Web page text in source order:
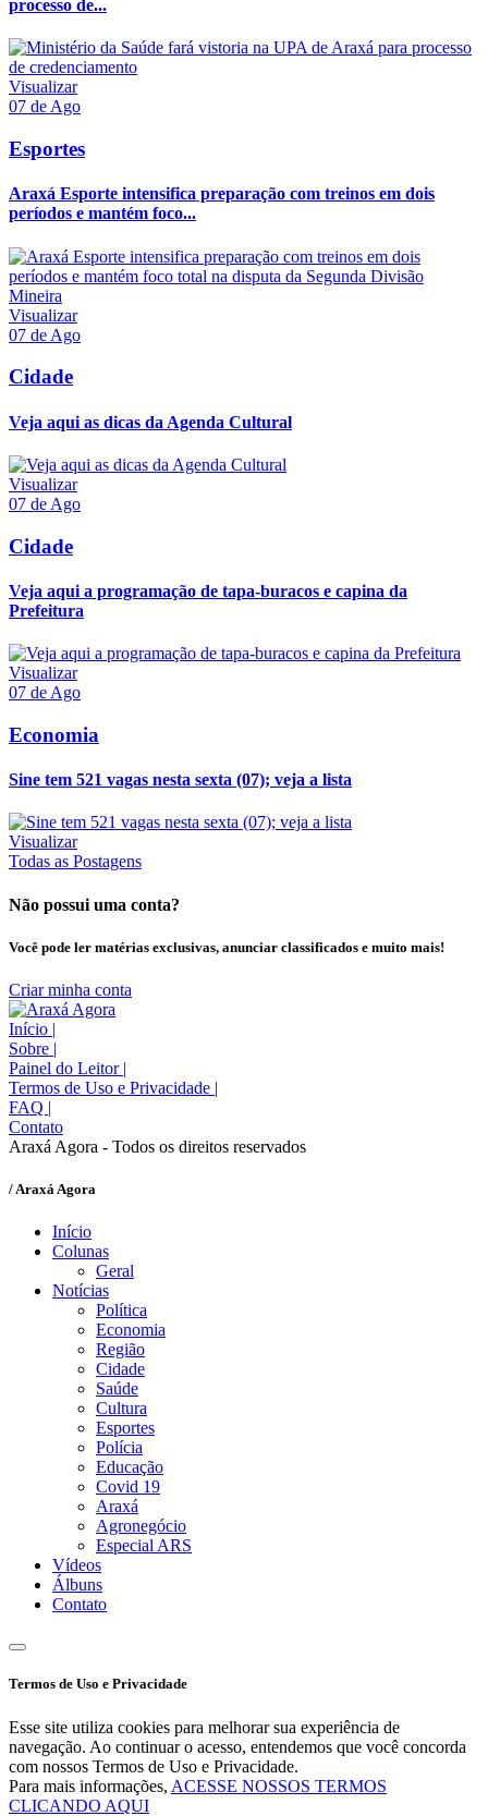
processo de...
Visualizar
07 de Ago
Esportes
Araxá Esporte intensifica preparação com treinos em dois
períodos e mantém foco...
Visualizar
07 de Ago
Cidade
Veja aqui as dicas da Agenda Cultural
Visualizar
07 de Ago
Cidade
Veja aqui a programação de tapa-buracos e capina da
Prefeitura
Visualizar
07 de Ago
Economia
Sine tem 521 vagas nesta sexta (07); veja a lista
Visualizar
Todas as Postagens
Não possui uma conta?
Você pode ler matérias exclusivas, anunciar classificados e muito mais!
Criar minha conta
Início |
Sobre |
Painel do Leitor |
Termos de Uso e Privacidade |
FAQ |
Contato
Araxá Agora - Todos os direitos reservados
/ Araxá Agora
Início
Colunas
Geral
Notícias
Política
Economia
Região
Cidade
Saúde
Cultura
Esportes
Polícia
Educação
Covid 19
Araxá
Agronegócio
Especial ARS
Vídeos
Álbuns
Contato
Termos de Uso e Privacidade
Esse site utiliza cookies para melhorar sua experiência de
navegação. Ao continuar o acesso, entendemos que você concorda
com nossos Termos de Uso e Privacidade.
Para mais informações, ACESSE NOSSOS TERMOS
CLICANDO AQUI